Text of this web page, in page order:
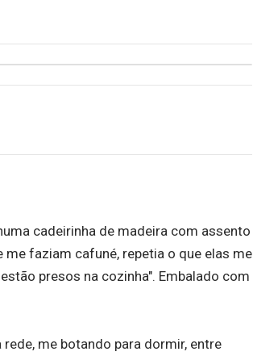
cadeirinha de madeira com assento
faziam cafuné, repetia o que elas me
presos na cozinha". Embalado com
me botando para dormir, entre